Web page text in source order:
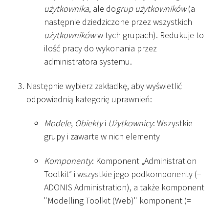
użytkownika, ale dogrup użytkowników(a
następnie dziedziczone przez wszystkich
użytkownikóww tych grupach). Redukuje to
ilość pracy do wykonania przez
administratora systemu.
Następnie wybierz zakładkę, aby wyświetlić
odpowiednią kategorię uprawnień:
Modele, Obiektyi Użytkownicy: Wszystkie
grupy i zawarte w nich elementy
Komponenty: Komponent „Administration
Toolkit” i wszystkie jego podkomponenty (=
ADONIS Administration), a także komponent
"Modelling Toolkit (Web)" komponent (=